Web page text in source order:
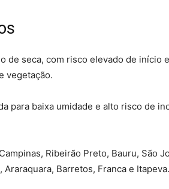
de seca, com risco elevado de início e
vegetação.
para baixa umidade e alto risco de
Ribeirão Preto, Bauru, São
Barretos, Franca e Itapeva.